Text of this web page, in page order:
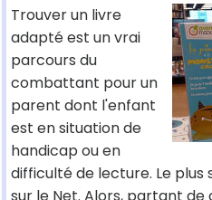
Trouver un livre
adapté est un vrai
parcours du
combattant pour un
parent dont l'enfant
est en situation de
handicap ou en
difficulté de lecture. Le plus